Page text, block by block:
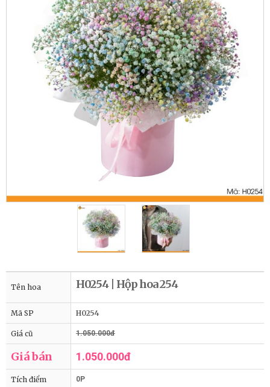
Tên hoa H0254 | Hộp hoa 254
Mã SP H0254
Giá cũ 1.050.000đ
Giá bán 1.050.000đ
Tích điểm 0P